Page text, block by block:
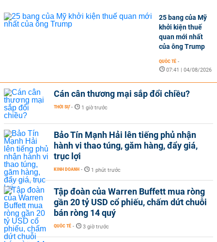
25 bang của Mỹ
khởi kiện thuế
quan mới nhất
của ông Trump
QUỐC TẾ -
07:41 | 04/08/2026
Cán cân thương mại sắp đổi chiều?
THỜI SỰ - 1 giờ trước
Bảo Tín Mạnh Hải lên tiếng phủ nhận
hành vi thao túng, găm hàng, đẩy giá,
trục lợi
KINH DOANH - 1 phút trước
Tập đoàn của Warren Buffett mua ròng
gần 20 tỷ USD cổ phiếu, chấm dứt chuỗi
bán ròng 14 quý
QUỐC TẾ - 3 giờ trước